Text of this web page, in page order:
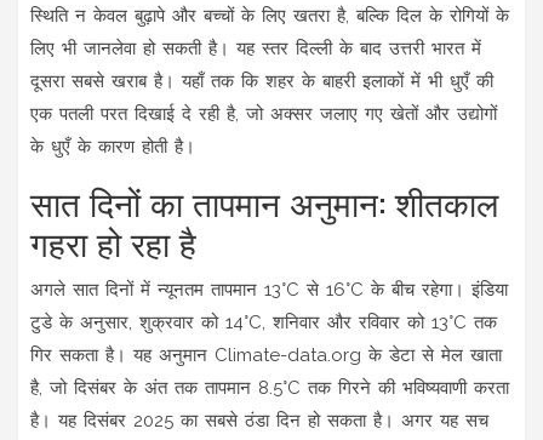
स्थिति न केवल बुढ़ापे और बच्चों के लिए खतरा है, बल्कि दिल के रोगियों के
लिए भी जानलेवा हो सकती है। यह स्तर दिल्ली के बाद उत्तरी भारत में
दूसरा सबसे खराब है। यहाँ तक कि शहर के बाहरी इलाकों में भी धुएँ की
एक पतली परत दिखाई दे रही है, जो अक्सर जलाए गए खेतों और उद्योगों
के धुएँ के कारण होती है।
सात दिनों का तापमान अनुमान: शीतकाल
गहरा हो रहा है
अगले सात दिनों में न्यूनतम तापमान 13°C से 16°C के बीच रहेगा।इंडिया
टुडेके अनुसार, शुक्रवार को 14°C, शनिवार और रविवार को 13°C तक
गिर सकता है। यह अनुमान Climate-data.org के डेटा से मेल खाता
है, जो दिसंबर के अंत तक तापमान 8.5°C तक गिरने की भविष्यवाणी करता
है। यह दिसंबर 2025 का सबसे ठंडा दिन हो सकता है। अगर यह सच